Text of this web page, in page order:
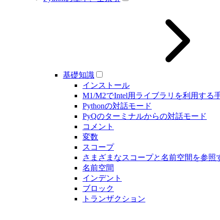
基礎知識
インストール
M1/M2でIntel用ライブラリを利用する
Pythonの対話モード
PyQのターミナルからの対話モード
コメント
変数
スコープ
さまざまなスコープと名前空間を参照
名前空間
インデント
ブロック
トランザクション